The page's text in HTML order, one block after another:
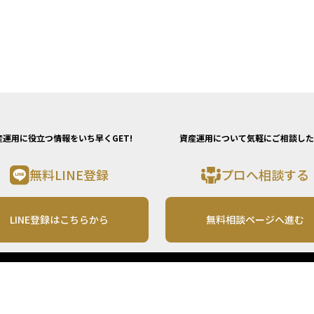
運用に役立つ情報をいち早くGET!
無料LINE登録
LINE登録はこちらから
資産運用について気軽にご相談し
プロへ相談する
無料相談ページへ進む